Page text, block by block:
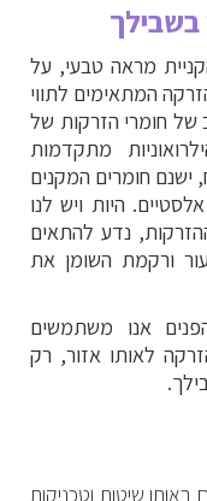
מראה טבעי, על
המתאימים לתווי
של חומרי הזרקות של
מתקדמות
ישנם חומרים המקנים
היות ויש לנו
בתחום ההזרקות, נדע להתאים
ורקמת השומן את
אנו משתמשים
הזרקה לאותו אזור, רק
שיטות וטכניקות